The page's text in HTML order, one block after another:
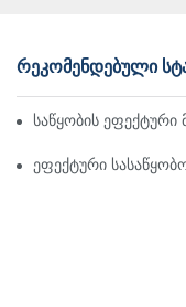
ᲠᲔᲙᲝᲛᲔᲜᲓᲔᲑᲣᲚᲘ
Საწყობის
Ეფექტური